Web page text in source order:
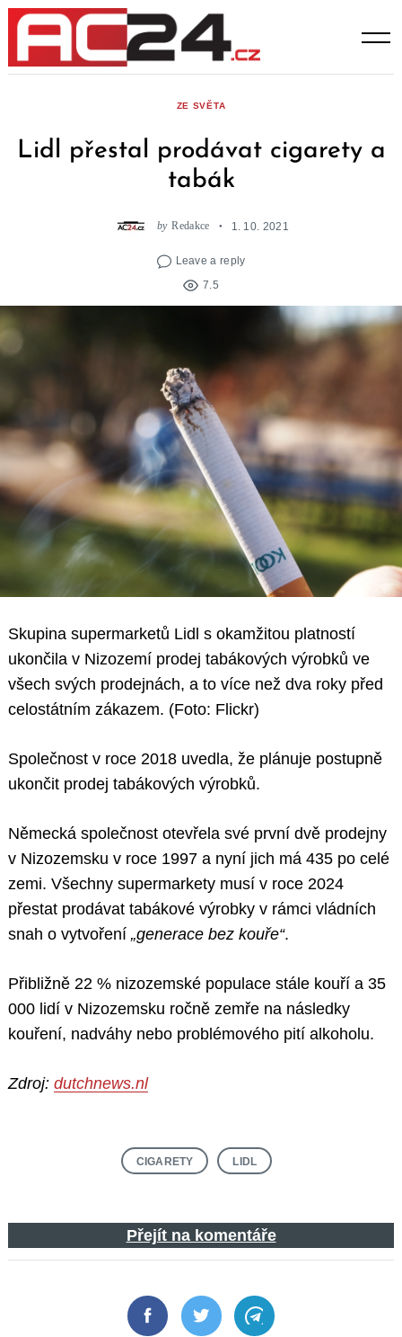
Skip
content
ZE SVĚTA
Lidl přestal prodávat cigarety a
tabák
by Redakce 1. 10. 2021
Leave a reply
7.5
Skupina supermarketů Lidl s okamžitou platností
ukončila v Nizozemí prodej tabákových výrobků ve
všech svých prodejnách, a to více než dva roky před
celostátním zákazem. (Foto: Flickr)
Společnost v roce 2018 uvedla, že plánuje postupně
ukončit prodej tabákových výrobků.
Německá společnost otevřela své první dvě prodejny
v Nizozemsku v roce 1997 a nyní jich má 435 po celé
zemi. Všechny supermarkety musí v roce 2024
přestat prodávat tabákové výrobky v rámci vládních
snah o vytvoření „generace bez kouře“.
Přibližně 22 % nizozemské populace stále kouří a 35
000 lidí v Nizozemsku ročně zemře na následky
kouření, nadváhy nebo problémového pití alkoholu.
Zdroj: dutchnews.nl
CIGARETY LIDL
Přejít na komentáře
FacebookTwitter Telegram